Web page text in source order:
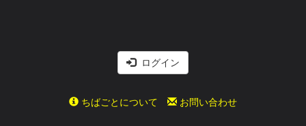
ログイン
ちばごとについて お問い合わせ